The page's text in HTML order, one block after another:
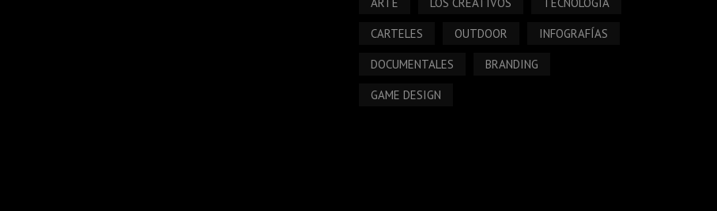
CARTELES OUTDOOR INFOGRAFÍAS
DOCUMENTALES BRANDING
GAME DESIGN